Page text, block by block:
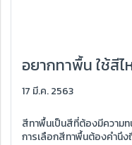
อยากทาพื้น ใช้สี
17 มี.ค. 2563
สีทาพื้นเป็นสีที่ต้องมีความ
การเลือกสีทาพื้นต้องคำนึ